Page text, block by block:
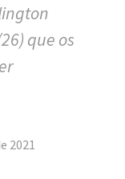
que os
2021